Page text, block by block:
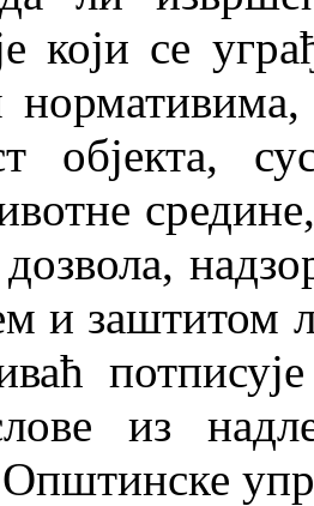
који се
објекта,
и заштитом
из
Општинске